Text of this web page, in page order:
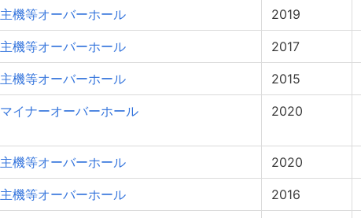
主機等オーバーホール 2019
主機等オーバーホール 2017
主機等オーバーホール 2015
マイナーオーバーホール 2020
主機等オーバーホール 2020
主機等オーバーホール 2016